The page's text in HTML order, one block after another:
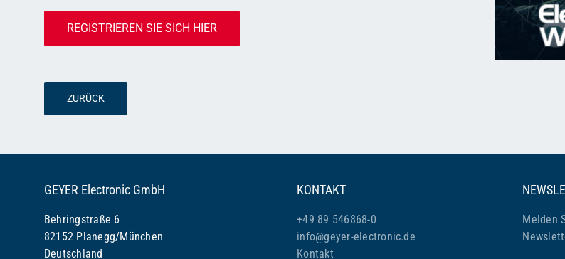
REGISTRIEREN SIE SICH HIER
ZURÜCK
GEYER Electronic GmbH
Behringstraße 6
82152 Planegg/München
Deutschland
KONTAKT
+49 89 546868-0
info@geyer-electronic.de
Kontakt
Melden